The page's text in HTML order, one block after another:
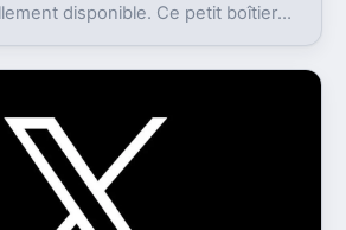
disponible. Ce petit boîtier
transcription et génération